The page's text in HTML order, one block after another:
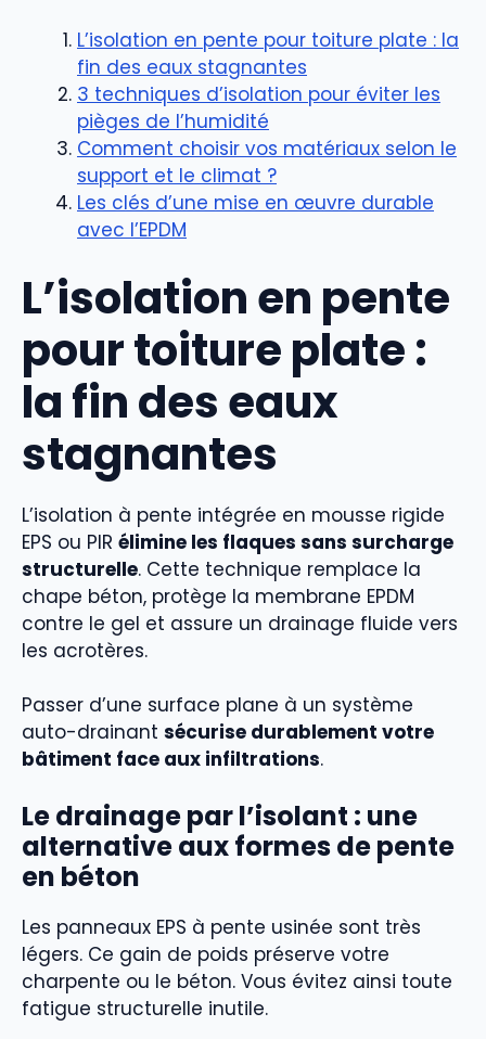
L’isolation en pente pour toiture plate : la
fin des eaux stagnantes
3 techniques d’isolation pour éviter les
pièges de l’humidité
Comment choisir vos matériaux selon le
support et le climat ?
Les clés d’une mise en œuvre durable
avec l’EPDM
L’isolation en pente
pour toiture plate :
la fin des eaux
stagnantes
L’isolation à pente intégrée en mousse rigide
EPS ou PIR élimine les flaques sans surcharge
structurelle. Cette technique remplace la
chape béton, protège la membrane EPDM
contre le gel et assure un drainage fluide vers
les acrotères.
Passer d’une surface plane à un système
auto-drainant sécurise durablement votre
bâtiment face aux infiltrations.
Le drainage par l’isolant : une
alternative aux formes de pente
en béton
Les panneaux EPS à pente usinée sont très
légers. Ce gain de poids préserve votre
charpente ou le béton. Vous évitez ainsi toute
fatigue structurelle inutile.